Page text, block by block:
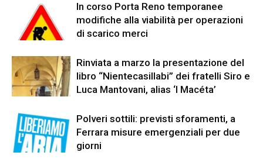
In corso Porta Reno temporanee
modifiche alla viabilità per operazioni
di scarico merci
Rinviata a marzo la presentazione del
libro “Nientecasillabi” dei fratelli Siro e
Luca Mantovani, alias ‘I Macéta’
Polveri sottili: previsti sforamenti, a
Ferrara misure emergenziali per due
giorni